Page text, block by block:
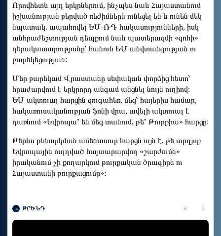
Որովհետև այդ երկրներում, ինչպես նաև Հայաստանում
իշխանության բերված ռեժիմներն ունեցել են և ունեն մեկ
նպատակ. ապահովել ԵՄ-ՌԴ հակասությունների, իսկ
անհրաժեշտության դեպքում նաև պատերազմի «զոհի»
դերակատարությունը՝ հանուն ԵՄ անվտանգության ու
բարեկեցության:
Մեր բարեկամ Վրաստանը սեփական փորձից հետո՝
հրաժարվում է երկրորդ անգամ անցնել նույն ուղիով:
ԵՄ ակտուալ հարցին զուգահեռ, մեզ՝ հայերիս համար,
հակառուսականության ֆոնի վրա, ավելի ակտուալ է
դառնում «Եվրոպա՞ են մեզ տանում, թե՞ Թուրքիա» հարցը:
Թերևս քննարկման ամենասուր հարցն այն է, թե արդյոք
Եվրոպային ուղղված հայտարարվող «շարժումն»
իրականում չի քողարկում թուրքական ծրագիրն ու
Հայաստանի թուրքացումը»։
ԹՐԵՆԴ ‹ ›